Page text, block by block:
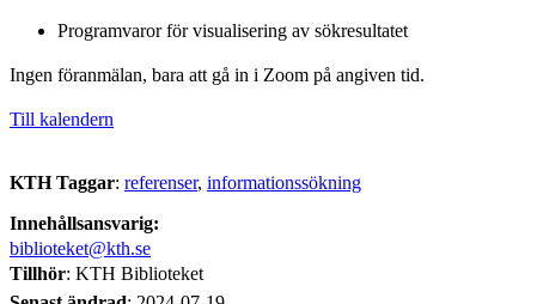
Programvaror för visualisering av sökresultatet
Ingen föranmälan, bara att gå in i Zoom på angiven tid.
Till kalendern
KTH Taggar: referenser informationssökning
Innehållsansvarig:
biblioteket@kth.se
Tillhör: KTH Biblioteket